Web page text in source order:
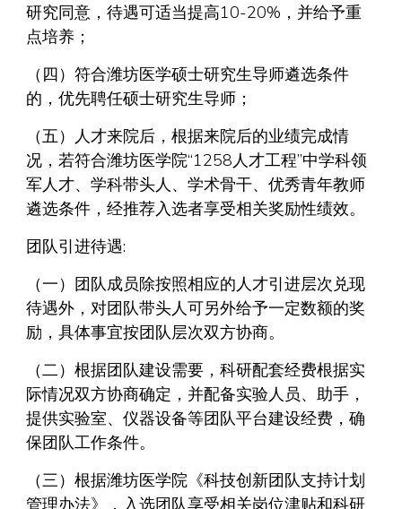
研究同意，待遇可适当提高10-20%，并给予重
点培养；
（四）符合潍坊医学硕士研究生导师遴选条件
的，优先聘任硕士研究生导师；
（五）人才来院后，根据来院后的业绩完成情
况，若符合潍坊医学院“1258人才工程”中学科领
军人才、学科带头人、学术骨干、优秀青年教师
遴选条件，经推荐入选者享受相关奖励性绩效。
团队引进待遇:
（一）团队成员除按照相应的人才引进层次兑现
待遇外，对团队带头人可另外给予一定数额的奖
励，具体事宜按团队层次双方协商。
（二）根据团队建设需要，科研配套经费根据实
际情况双方协商确定，并配备实验人员、助手，
提供实验室、仪器设备等团队平台建设经费，确
保团队工作条件。
（三）根据潍坊医学院《科技创新团队支持计划
管理办法》，入选团队享受相关岗位津贴和科研